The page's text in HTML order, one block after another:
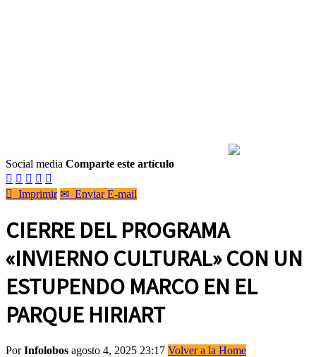
Social media Comparte este artículo
    
 Imprimir ✉ Enviar E-mail
CIERRE DEL PROGRAMA
«INVIERNO CULTURAL» CON UN
ESTUPENDO MARCO EN EL
PARQUE HIRIART
PorInfolobos agosto 4, 2025 23:17 Volver a la Home